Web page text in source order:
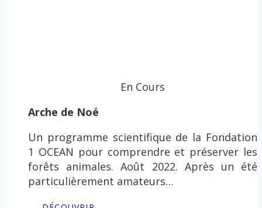
En Cours
Arche de Noé
Un programme scientifique de la Fondation
1 OCEAN pour comprendre et préserver les
forêts animales. Août 2022. Après un été
particulièrement amateurs…